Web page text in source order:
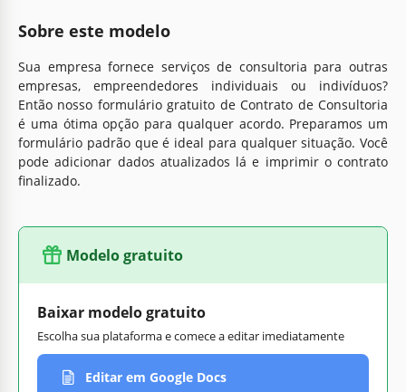
Sobre este modelo
Sua empresa fornece serviços de consultoria para outras
empresas, empreendedores individuais ou indivíduos?
Então nosso formulário gratuito de Contrato de Consultoria
é uma ótima opção para qualquer acordo. Preparamos um
formulário padrão que é ideal para qualquer situação. Você
pode adicionar dados atualizados lá e imprimir o contrato
finalizado.
Modelo gratuito
Baixar modelo gratuito
Escolha sua plataforma e comece a editar imediatamente
Editar em Google Docs